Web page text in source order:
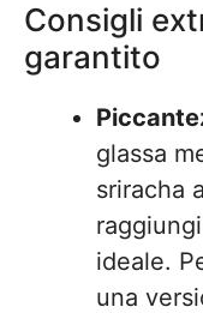
Consigli
garantito
glassa
sriracha
ideale.
una